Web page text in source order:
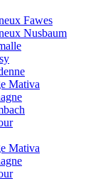
Fawes
Nusbaum
Mativa
Mativa